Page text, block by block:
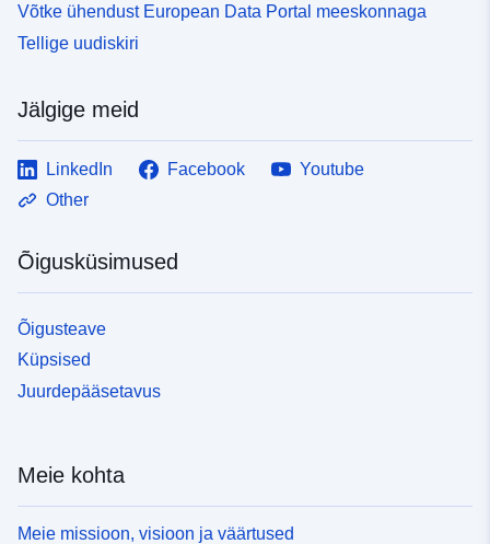
Võtke ühendust European Data Portal meeskonnaga
Tellige uudiskiri
Jälgige meid
LinkedIn Facebook
Youtube
Other
Õigusküsimused
Õigusteave
Küpsised
Juurdepääsetavus
Meie kohta
Meie missioon, visioon ja väärtused